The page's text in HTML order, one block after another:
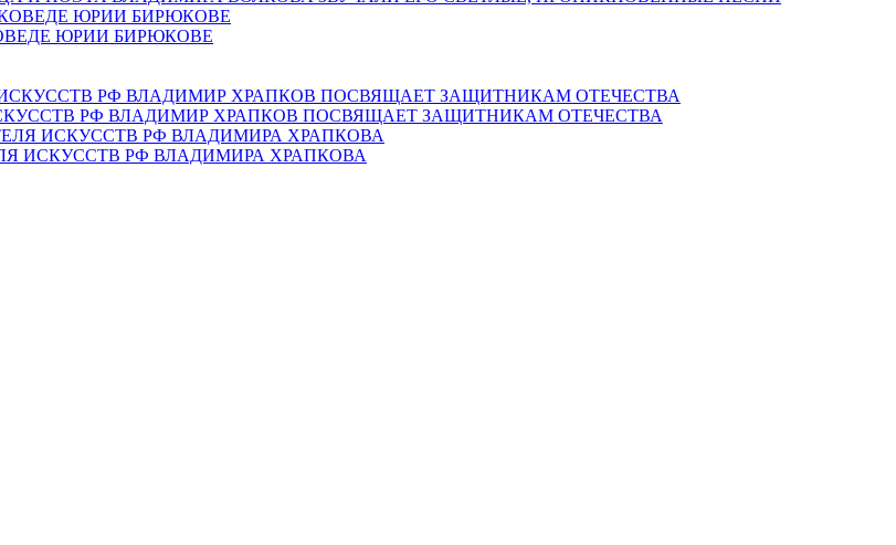
ЮРИИ БИРЮКОВЕ
РФ ВЛАДИМИР ХРАПКОВ ПОСВЯЩАЕТ ЗАЩИТНИКАМ ОТЕЧЕСТВА
ИСКУССТВ РФ ВЛАДИМИРА ХРАПКОВА